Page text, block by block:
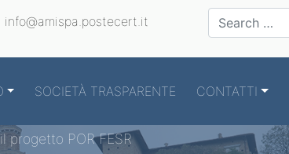
info@amispa.postecert.it Search
SOCIETÀ TRASPARENTE CONTATTI
progetto POR FESR